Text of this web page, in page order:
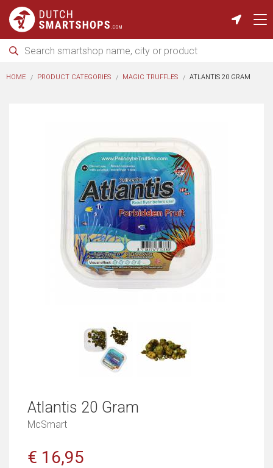
HOME PRODUCT CATEGORIES MAGIC TRUFFLES ATLANTIS 20 GRAM
Atlantis 20 Gram
McSmart
€ 16,95